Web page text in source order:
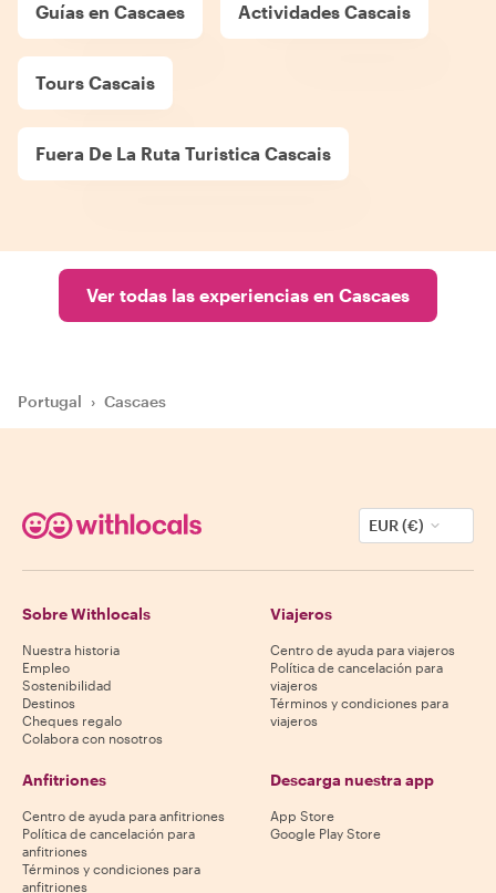
Guías en Cascaes Actividades Cascais
Tours Cascais
Fuera De La Ruta Turistica Cascais
Ver todas las experiencias en Cascaes
Portugal › Cascaes
EUR (€)
Sobre Withlocals
Nuestra historia
Empleo
Sostenibilidad
Destinos
Cheques regalo
Colabora con nosotros
Viajeros
Centro de ayuda para viajeros
Política de cancelación para
viajeros
Términos y condiciones para
viajeros
Anfitriones
Centro de ayuda para anfitriones
Política de cancelación para
anfitriones
Términos y condiciones para
anfitriones
Descarga nuestra app
App Store
Google Play Store